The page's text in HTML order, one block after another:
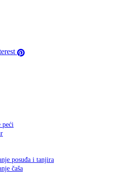
peći
posuđa i tanjira
čaša